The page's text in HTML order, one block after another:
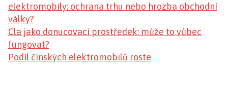
elektromobily: ochrana trhu nebo hrozba obchodní
války?
Cla jako donucovací prostředek: může to vůbec
fungovat?
Podíl čínských elektromobilů roste